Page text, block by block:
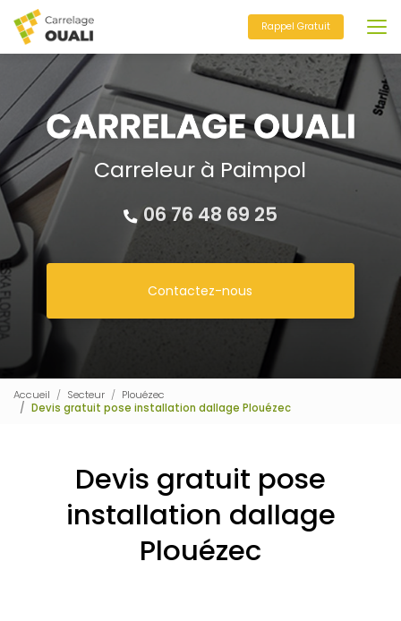
au
contenu
principal
Rappel Gratuit
Carreleur à Paimpol
06 76 48 69 25
Contactez-nous
Accueil Secteur
Plouézec
Devis gratuit pose installation dallage Plouézec
Devis gratuit pose
installation dallage
Plouézec